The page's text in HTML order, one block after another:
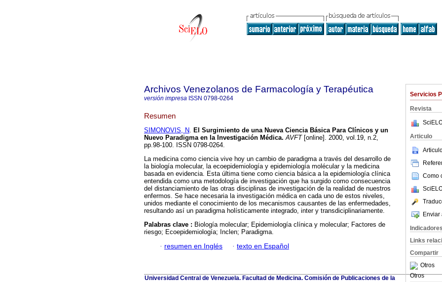
Servicios
Revista
Articulo
Como
Enviar
Indicadores
Links
Compartir
Otros
Otros
Archivos Venezolanos de Farmacología y Terapéutica
versión impresa ISSN 0798-0264
Resumen
SIMONOVIS, N. El Surgimiento de una Nueva Ciencia Básica Para Clínicos y un
Nuevo Paradigma en la Investigación Médica. AVFT[online]. 2000, vol.19, n.2,
pp.98-100. ISSN 0798-0264.
La medicina como ciencia vive hoy un cambio de paradigma a través del desarrollo de
la biología molecular, la ecoepidemiología y epidemiología molécular y la medicina
basada en evidencia. Esta última tiene como ciencia básica a la epidemiología clínica
entendida como una metodología de investigación que ha surgido como consecuencia
del distanciamiento de las otras disciplinas de investigación de la realidad de nuestros
enfermos. Se hace necesaria la investigación médica en cada uno de estos niveles,
unidos mediante el conocimiento de los mecanismos causantes de las enfermedades,
resultando así un paradigma holísticamente integrado, inter y transdiciplinariamente.
Palabras clave : Biología molecular; Epidemiología clínica y molecular; Factores de
riesgo; Ecoepidemiología; Inclen; Paradigma.
· resumen en Inglés · texto en Español
Universidad Central de Venezuela. Facultad de Medicina. Comisión de Publicaciones de la